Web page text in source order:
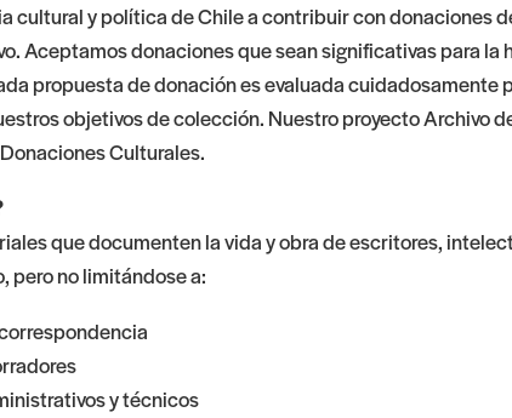
cultural y política de Chile a contribuir con donaciones
Aceptamos donaciones que sean significativas para la
propuesta de donación es evaluada cuidadosamente
objetivos de colección. Nuestro proyecto Archivo
Culturales.
que documenten la vida y obra de escritores,
pero no limitándose a:
y técnicos